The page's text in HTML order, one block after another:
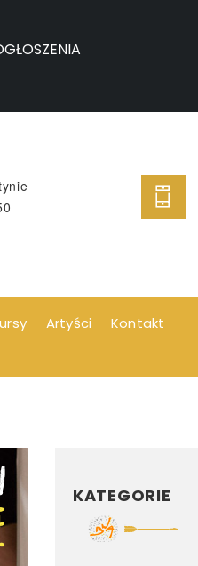
Artyści Kontakt
KATEGORIE